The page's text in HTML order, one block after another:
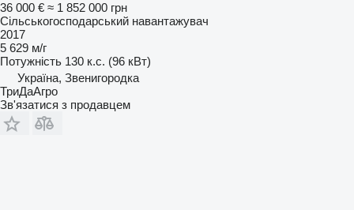
36 000 € ≈ 1 852 000 грн
Сільськогосподарський навантажувач
2017
5 629 м/г
Потужність 130 к.с. (96 кВт)
Україна, Звенигородка
ТриДаАгро
Зв'язатися з продавцем